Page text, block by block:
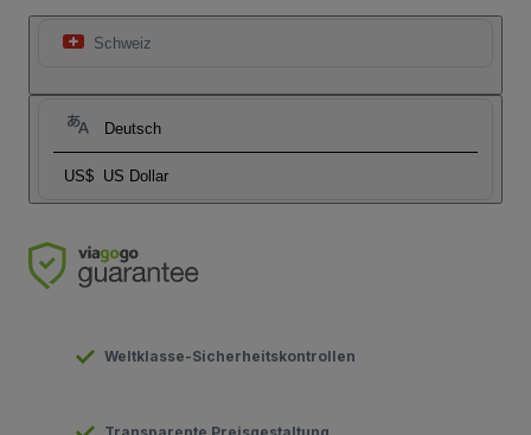
Schweiz
Deutsch
US$ US Dollar
Weltklasse-Sicherheitskontrollen